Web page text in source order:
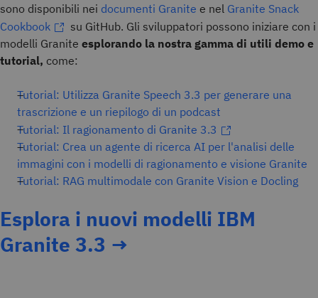
sono disponibili nei documenti Granite e nel Granite Snack
Cookbook
su GitHub. Gli sviluppatori possono iniziare con i
modelli Granite esplorando la nostra gamma di utili demo e
tutorial, come:
Tutorial: Utilizza Granite Speech 3.3 per generare una
trascrizione e un riepilogo di un podcast
Tutorial: Il ragionamento di Granite 3.3
Tutorial: Crea un agente di ricerca AI per l'analisi delle
immagini con i modelli di ragionamento e visione Granite
Tutorial: RAG multimodale con Granite Vision e Docling
Esplora i nuovi modelli IBM
Granite 3.3 →